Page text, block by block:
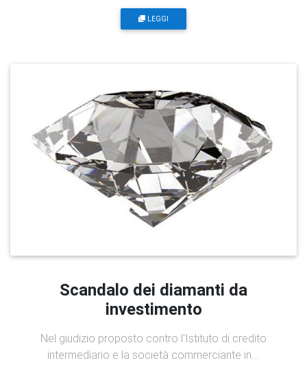
LEGGI
Scandalo dei diamanti da
investimento
Nel giudizio proposto contro l'Istituto di credito
intermediario e la società commerciante in...